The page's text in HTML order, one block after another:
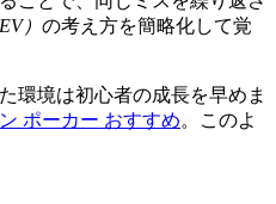
） の考え方を簡略化して覚
環境は初心者の成長を早めま
ポーカー おすすめ。このよ